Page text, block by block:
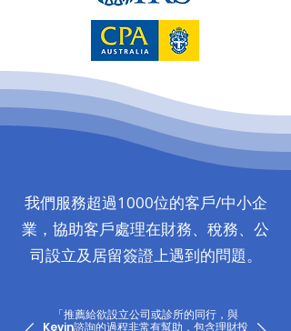
我們服務超過1000位的客戶/中小企
業，協助客戶處理在財務、稅務、公
司設立及居留簽證上遇到的問題。
「推薦給欲設立公司或診所的同行，與
Kevin諮詢的過程非常有幫助，包含理財投